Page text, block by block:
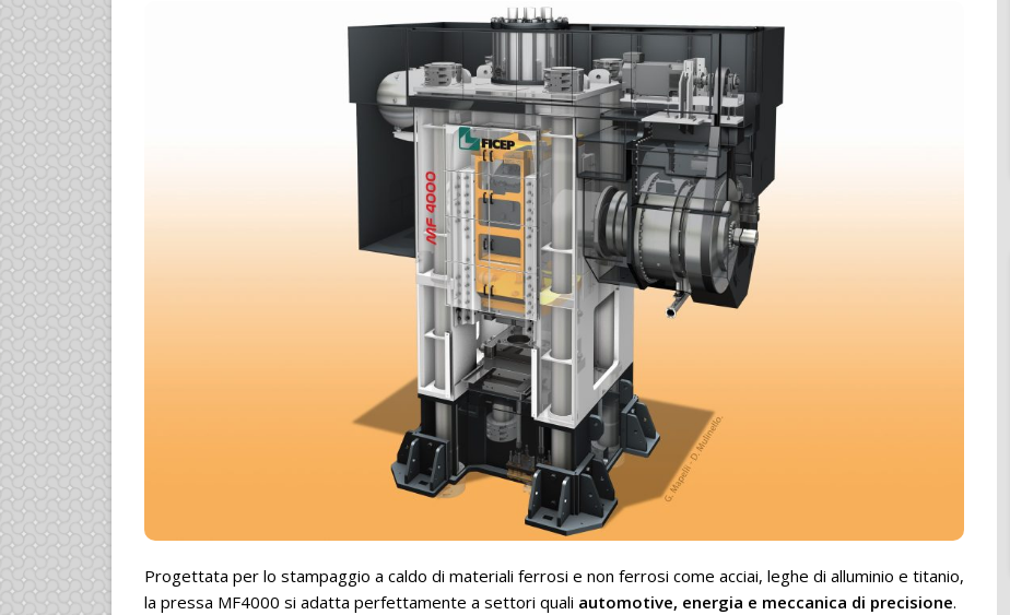
Progettata per lo stampaggio a caldo di materiali ferrosi e non ferrosi come acciai, leghe di alluminio e titanio,
la pressa MF4000 si adatta perfettamente a settori quali automotive, energia e meccanica di precisione.